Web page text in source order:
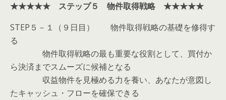
★★★★★ ステップ５ 物件取得戦略 ★★★★★
STEP５－１（９日目） 物件取得戦略の基礎を修得す
る
物件取得戦略の最も重要な役割として、買付か
ら決済までスムーズに候補となる
収益物件を見極める力を養い、あなたが意図し
たキャッシュ・フローを確保できる